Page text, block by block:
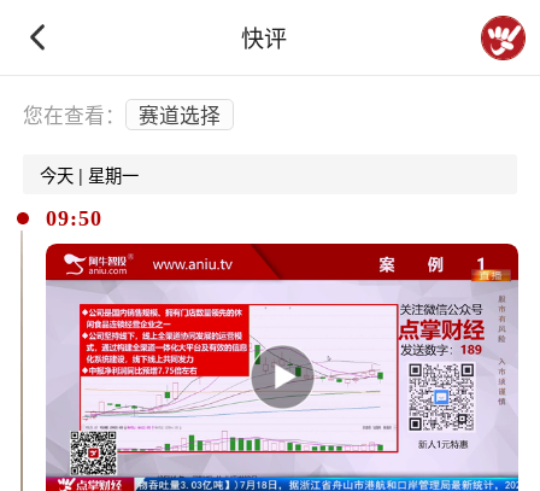
快评
下拉刷新
您在查看： 赛道选择
今天 | 星期一
09:50